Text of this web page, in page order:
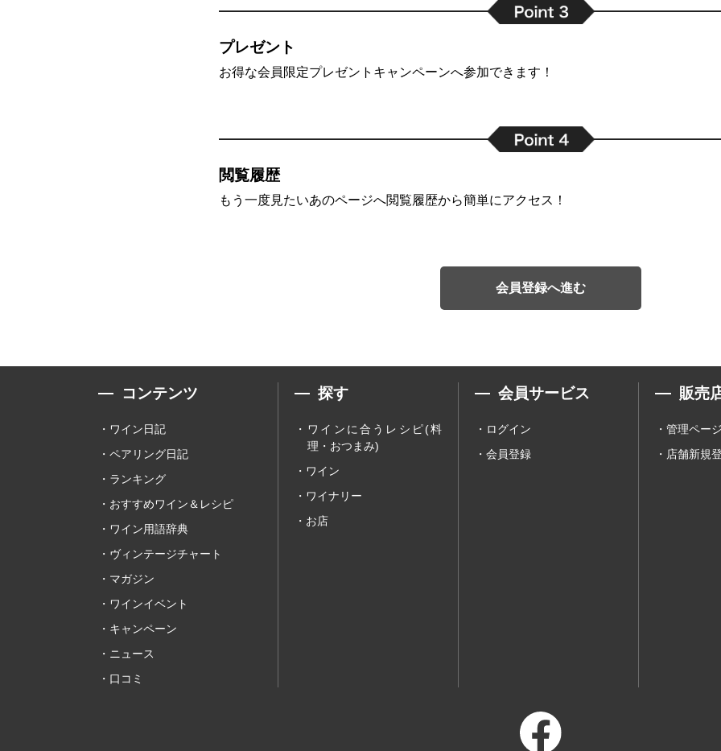
プレゼント
お得な会員限定プレゼントキャンペーンへ参加できます！
閲覧履歴
もう一度見たいあのページへ閲覧履歴から簡単にアクセス！
会員登録へ進む
コンテンツ
ワイン日記
ペアリング日記
ランキング
おすすめワイン＆レシピ
ワイン用語辞典
ヴィンテージチャート
マガジン
ワインイベント
キャンペーン
ニュース
口コミ
探す
ワインに合うレシピ(料
理・おつまみ)
ワイン
ワイナリー
お店
会員サービス
ログイン
会員登録
販売
管理ペー
店舗新規